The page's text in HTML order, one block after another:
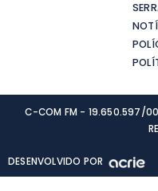
C-COM FM - 19.650.597/
DESENVOLVIDO POR